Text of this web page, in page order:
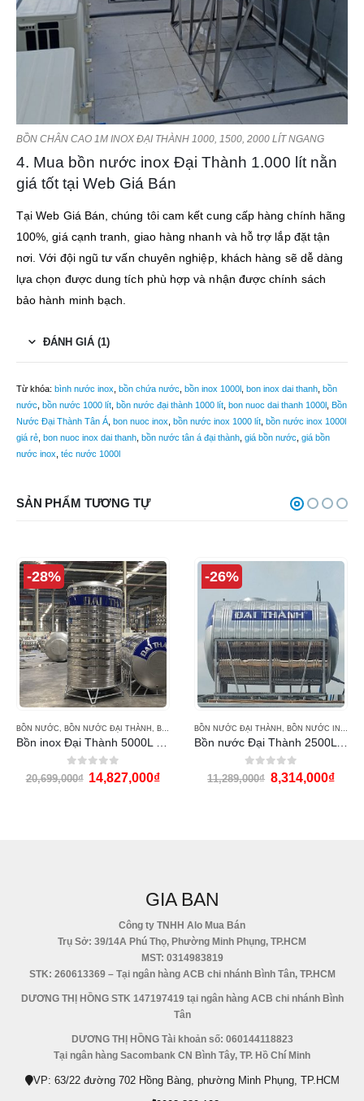
BỒN CHÂN CAO 1M INOX ĐẠI THÀNH 1000, 1500, 2000 LÍT NGANG
4. Mua bồn nước inox Đại Thành 1.000 lít nằn
giá tốt tại Web Giá Bán
Tại Web Giá Bán, chúng tôi cam kết cung cấp hàng chính hãng
100%, giá cạnh tranh, giao hàng nhanh và hỗ trợ lắp đặt tận
nơi. Với đội ngũ tư vấn chuyên nghiệp, khách hàng sẽ dễ dàng
lựa chọn được dung tích phù hợp và nhận được chính sách
bảo hành minh bạch.
ĐÁNH GIÁ (1)
Từ khóa: bình nước inox bồn chứa nước bồn inox 1000l bon inox dai thanh bồn
nước bồn nước 1000 lít bồn nước đại thành 1000 lít bon nuoc dai thanh 1000l Bồn
Nước Đại Thành Tân Á bon nuoc inox bồn nước inox 1000 lít bồn nước inox 1000l
giá rẻ bon nuoc inox dai thanh bồn nước tân á đại thành giá bồn nước giá bồn
nước inox téc nước 1000l
SẢN PHẨM TƯƠNG TỰ
-28%
BỒN NƯỚC, BỒN NƯỚC ĐẠI THÀNH , BỒN NƯỚC INOX ĐẠI THÀNH
0out of 5
20,699,000₫ 14,827,000₫
-26%
BỒN NƯỚC ĐẠI THÀNH , BỒN NƯỚC INOX ĐẠI THÀNH
0out of 5
11,289,000₫ 8,314,000₫
GIA BAN
Công ty TNHH Alo Mua Bán
Trụ Sở: 39/14A Phú Thọ, Phường Minh Phụng, TP.HCM
MST: 0314983819
STK: 260613369 – Tại ngân hàng ACB chi nhánh Bình Tân, TP.HCM
DƯƠNG THỊ HỒNG STK 147197419 tại ngân hàng ACB chi nhánh Bình
Tân
DƯƠNG THỊ HỒNG Tài khoản số: 060144118823
Tại ngân hàng Sacombank CN Bình Tây, TP. Hồ Chí Minh
VP: 63/22 đường 702 Hồng Bàng, phường Minh Phụng, TP.HCM